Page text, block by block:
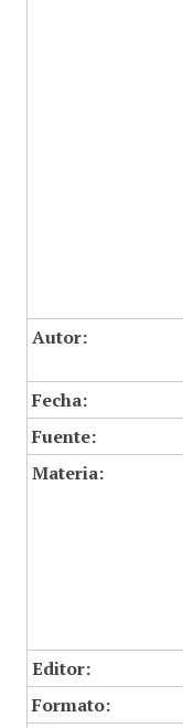
Autor:
Fecha:
Fuente:
Materia:
Editor:
Formato: